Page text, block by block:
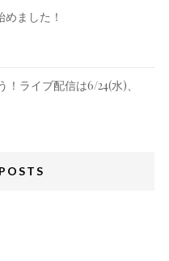
ました！
ライブ配信は6/24(水)、